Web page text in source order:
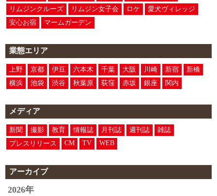
リムジンクルーズ
リムジン女子会 ロケ
愛犬ヴィレッジ
安心お宿
マームガーデン
業態エリア
上野 京都 伊豆 六本木 千葉 大阪 川崎 新宿
新橋
横浜
池袋 渋谷 秋葉原 荻窪 赤坂 銀座 関内
メディア
新聞 撮影 教育 情報誌 月刊誌 週刊誌
雑誌
プレスリリース
CM TV WEB
アーカイブ
2026年